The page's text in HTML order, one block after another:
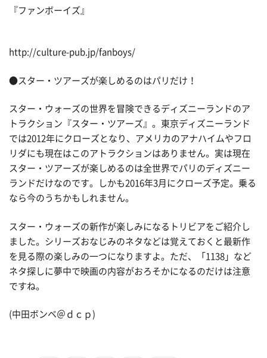
『ファンボーイズ』
http://culture-pub.jp/fanboys/
●スター・ツアーズが楽しめるのはパリだけ！
スター・ウォーズの世界を冒険できるディズニーランドのア
トラクション『スター・ツアーズ』。東京ディズニーランド
では2012年にクローズとなり、アメリカのアナハイムやフロ
リダにも現在はこのアトラクションはありません。実は現在
スター・ツアーズが楽しめるのは全世界でパリのディズニー
ランドだけなのです。しかも2016年3月にクローズ予定。乗る
なら今のうちかもしれません。
スター・ウォーズの新作が楽しみになるトリビアをご紹介し
ました。シリーズおなじみのネタなどは覚えておくと最新作
を見る際の楽しみの一つになりますよ。ただ、「1138」など
ネタ探しに夢中で映画の内容がおろそかになるのだけは注意
ですね。
(中田ボンベ＠ｄｃｐ)